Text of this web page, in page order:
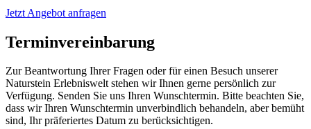
Jetzt Angebot anfragen
Terminvereinbarung
Zur Beantwortung Ihrer Fragen oder für einen Besuch unserer
Naturstein Erlebniswelt stehen wir Ihnen gerne persönlich zur
Verfügung. Senden Sie uns Ihren Wunschtermin. Bitte beachten Sie,
dass wir Ihren Wunschtermin unverbindlich behandeln, aber bemüht
sind, Ihr präferiertes Datum zu berücksichtigen.